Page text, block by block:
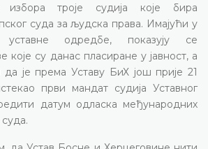
избора троје судија које бира
суда за људска права. Имајући у
одредбе, показују се
које су данас пласиране у јавност, а
је према Уставу БиХ још прије 21
први мандат судија Уставног
датум одласка међународних
суда.